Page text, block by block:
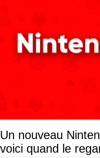
Un nouveau
voici quand le